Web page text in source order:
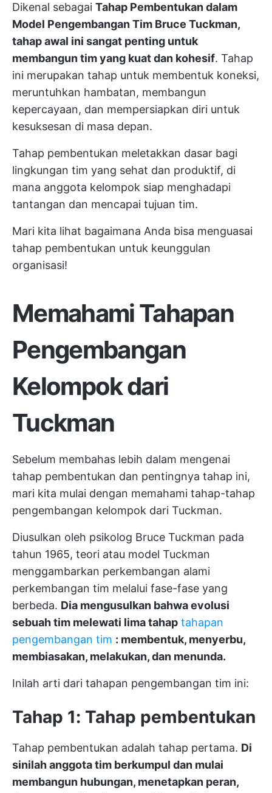
Dikenal sebagai Tahap Pembentukan dalam
Model Pengembangan Tim Bruce Tuckman,
tahap awal ini sangat penting untuk
membangun tim yang kuat dan kohesif. Tahap
ini merupakan tahap untuk membentuk koneksi,
meruntuhkan hambatan, membangun
kepercayaan, dan mempersiapkan diri untuk
kesuksesan di masa depan.
Tahap pembentukan meletakkan dasar bagi
lingkungan tim yang sehat dan produktif, di
mana anggota kelompok siap menghadapi
tantangan dan mencapai tujuan tim.
Mari kita lihat bagaimana Anda bisa menguasai
tahap pembentukan untuk keunggulan
organisasi!
Memahami Tahapan
Pengembangan
Kelompok dari
Tuckman
Sebelum membahas lebih dalam mengenai
tahap pembentukan dan pentingnya tahap ini,
mari kita mulai dengan memahami tahap-tahap
pengembangan kelompok dari Tuckman.
Diusulkan oleh psikolog Bruce Tuckman pada
tahun 1965, teori atau model Tuckman
menggambarkan perkembangan alami
perkembangan tim melalui fase-fase yang
berbeda. Dia mengusulkan bahwa evolusi
sebuah tim melewati lima tahap tahapan
pengembangan tim : membentuk, menyerbu,
membiasakan, melakukan, dan menunda.
Inilah arti dari tahapan pengembangan tim ini:
Tahap 1: Tahap pembentukan
Tahap pembentukan adalah tahap pertama. Di
sinilah anggota tim berkumpul dan mulai
membangun hubungan, menetapkan peran,